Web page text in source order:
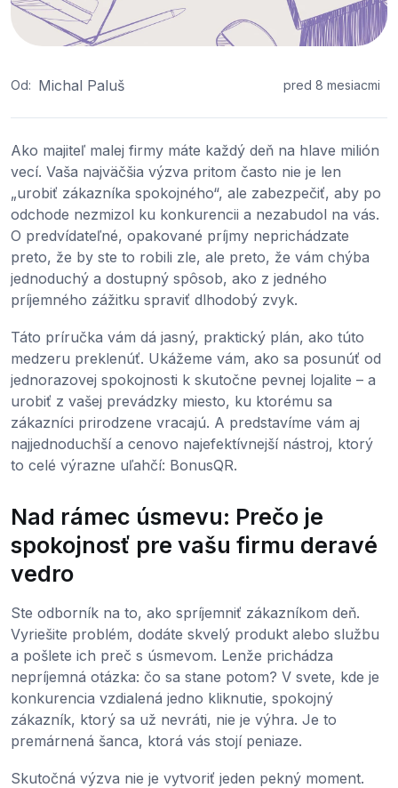
Od: Michal Paluš pred 8 mesiacmi
Ako majiteľ malej firmy máte každý deň na hlave milión
vecí. Vaša najväčšia výzva pritom často nie je len
„urobiť zákazníka spokojného“, ale zabezpečiť, aby po
odchode nezmizol ku konkurencii a nezabudol na vás.
O predvídateľné, opakované príjmy neprichádzate
preto, že by ste to robili zle, ale preto, že vám chýba
jednoduchý a dostupný spôsob, ako z jedného
príjemného zážitku spraviť dlhodobý zvyk.
Táto príručka vám dá jasný, praktický plán, ako túto
medzeru preklenúť. Ukážeme vám, ako sa posunúť od
jednorazovej spokojnosti k skutočne pevnej lojalite – a
urobiť z vašej prevádzky miesto, ku ktorému sa
zákazníci prirodzene vracajú. A predstavíme vám aj
najjednoduchší a cenovo najefektívnejší nástroj, ktorý
to celé výrazne uľahčí: BonusQR.
Nad rámec úsmevu: Prečo je
spokojnosť pre vašu firmu deravé
vedro
Ste odborník na to, ako spríjemniť zákazníkom deň.
Vyriešite problém, dodáte skvelý produkt alebo službu
a pošlete ich preč s úsmevom. Lenže prichádza
nepríjemná otázka: čo sa stane potom? V svete, kde je
konkurencia vzdialená jedno kliknutie, spokojný
zákazník, ktorý sa už nevráti, nie je výhra. Je to
premárnená šanca, ktorá vás stojí peniaze.
Skutočná výzva nie je vytvoriť jeden pekný moment.